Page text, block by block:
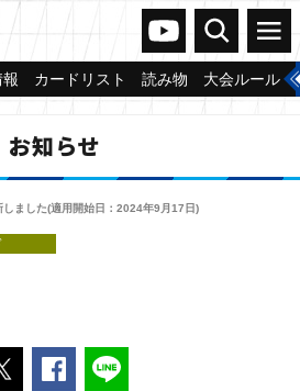
ヴァンガードch
検索 メニュー
カードリスト 読み物 大会ルール
お知らせ
ました(適用開始日：2024年9月17日)
ポストするFacebookでシェアする